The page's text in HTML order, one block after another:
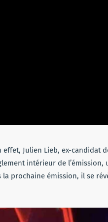
Julien Lieb, ex-candidat
intérieur de l’émission,
prochaine émission, il se